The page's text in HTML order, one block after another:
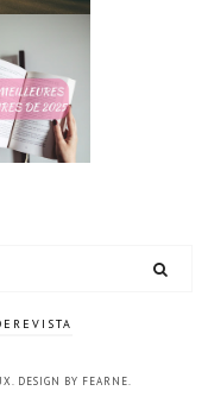
de
. DESIGN BY FEARNE.